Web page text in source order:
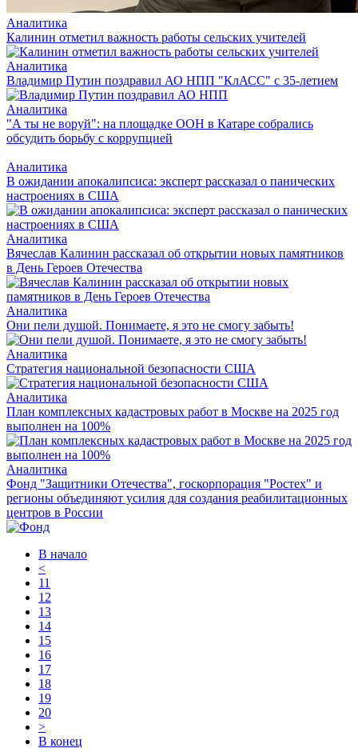
Аналитика
Калинин отметил важность работы сельских учителей
Аналитика
Владимир Путин поздравил АО НПП "КлАСС" с 35-летием
Аналитика
"А ты не воруй": на площадке ООН в Катаре собрались
обсудить борьбу с коррупцией
Аналитика
В ожидании апокалипсиса: эксперт рассказал о панических
настроениях в США
Аналитика
Вячеслав Калинин рассказал об открытии новых памятников
в День Героев Отечества
Аналитика
Они пели душой. Понимаете, я это не смогу забыть!
Аналитика
Стратегия национальной безопасности США
Аналитика
План комплексных кадастровых работ в Москве на 2025 год
выполнен на 100%
Аналитика
Фонд "Защитники Отечества", госкорпорация "Ростех" и
регионы объединяют усилия для создания реабилитационных
центров в России
В начало
<
11
12
13
14
15
16
17
18
19
20
>
В конец